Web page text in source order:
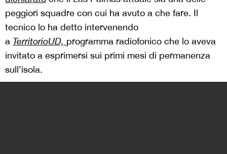
peggiori squadre con cui ha avuto a che fare. Il
tecnico lo ha detto intervenendo
a TerritorioUD, programma radiofonico che lo aveva
invitato a esprimersi sui primi mesi di permanenza
sull’isola.